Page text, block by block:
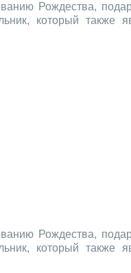
Рождества,
который также
Рождества,
который также